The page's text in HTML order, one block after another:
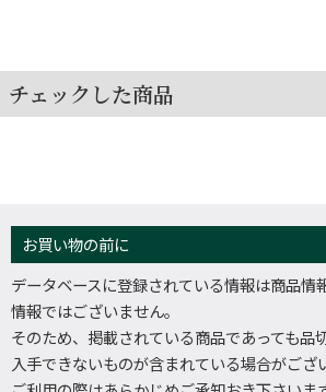
チェックした商品
お買い物の前に
データベースに登録されている情報は商品情
情報ではございません。
そのため、掲載されている商品であっても品
入手できないものが含まれている場合がござ